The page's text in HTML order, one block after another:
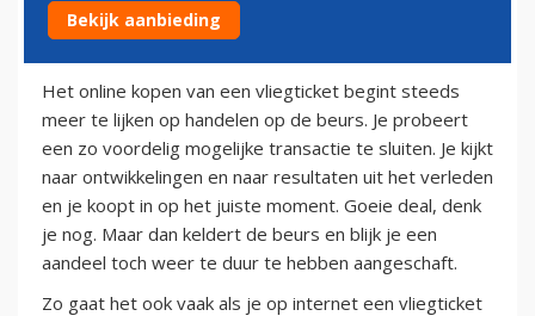
12 april 2010
Het online kopen van een vliegticket begint steeds
meer te lijken op handelen op de beurs. Je probeert
een zo voordelig mogelijke transactie te sluiten. Je kijkt
naar ontwikkelingen en naar resultaten uit het verleden
en je koopt in op het juiste moment. Goeie deal, denk
je nog. Maar dan keldert de beurs en blijk je een
aandeel toch weer te duur te hebben aangeschaft.
Zo gaat het ook vaak als je op internet een vliegticket
Bekijk aanbieding